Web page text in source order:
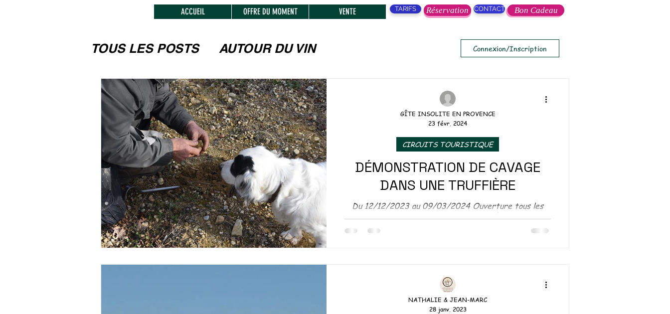
ACCUEIL OFFRE DU MOMENT VENTE TARIFS Réservation CONTACT Bon Cadeau
TOUS LES POSTS AUTOUR DU VIN
LES FESTIVITEES, SPECTACLES,
MUSEES, MONUMENTS
L'ARTISANAT, LES MARCHES
CIRCUITS TOURISTIQUE
LES PRESTATIONS DU TONNEAU
Connexion/Inscription
DÉMONSTRATION DE CAVAGE
DANS UNE TRUFFIÈRE
Du 12/12/2023 au 09/03/2024 Ouverture tous les
jours . Pour l'horaire nous consulter. Évènement à
Richerenches : Découvrez les mystères...
CIRCUITS TOURISTIQUE
GÎTE INSOLITE EN PROVENCE
23 févr. 2024
NATHALIE & JEAN-MARC
28 janv. 2023